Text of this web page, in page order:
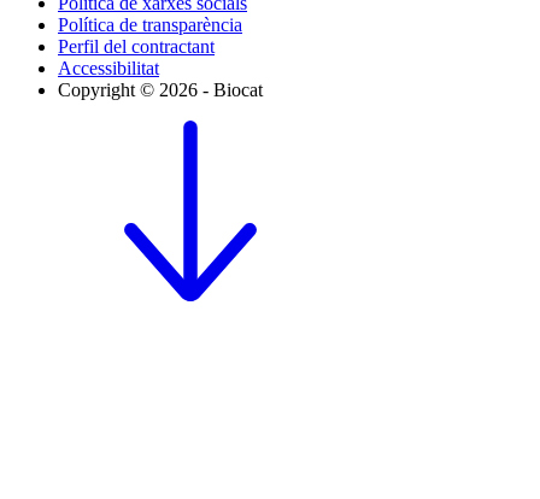
Política de transparència
Perfil del contractant
Accessibilitat
Copyright © 2026 - Biocat